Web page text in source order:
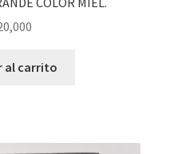
al carrito